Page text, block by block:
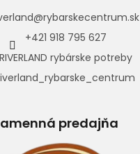
@rybarskecentrum.sk
+421 918 795 627
RIVERLAND rybárske potreby
predajňa